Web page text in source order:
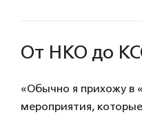
От НКО до
«Обычно я прихожу в
мероприятия,